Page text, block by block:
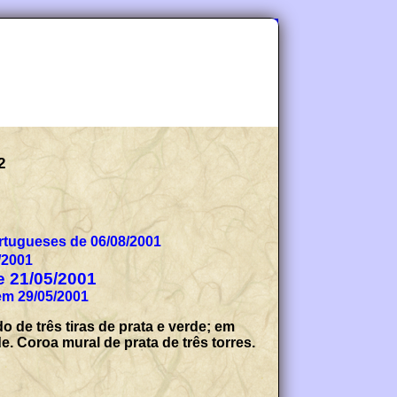
de 06/08/2001
21/05/2001
29/05/2001
de três tiras de prata e verde; em
Coroa mural de prata de três torres.